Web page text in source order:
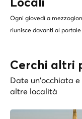
Locali
Ogni giovedì a
riunisce davanti al
Cerchi altri
Date un'occhiata
altre località